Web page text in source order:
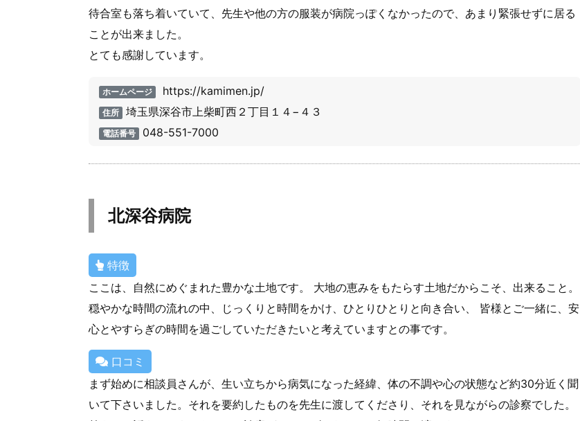
待合室も落ち着いていて、先生や他の方の服装が病院っぽくなかったので、あまり緊張せずに居る
ことが出来ました。
とても感謝しています。
ホームページ https://kamimen.jp/
住所 埼玉県深谷市上柴町西２丁目１４−４３
電話番号 048-551-7000
北深谷病院
特徴
ここは、自然にめぐまれた豊かな土地です。 大地の恵みをもたらす土地だからこそ、出来ること。
穏やかな時間の流れの中、じっくりと時間をかけ、ひとりひとりと向き合い、 皆様とご一緒に、安
心とやすらぎの時間を過ごしていただきたいと考えていますとの事です。
口コミ
まず始めに相談員さんが、生い立ちから病気になった経緯、体の不調や心の状態など約30分近く聞
いて下さいました。それを要約したものを先生に渡してくださり、それを見ながらの診察でした。